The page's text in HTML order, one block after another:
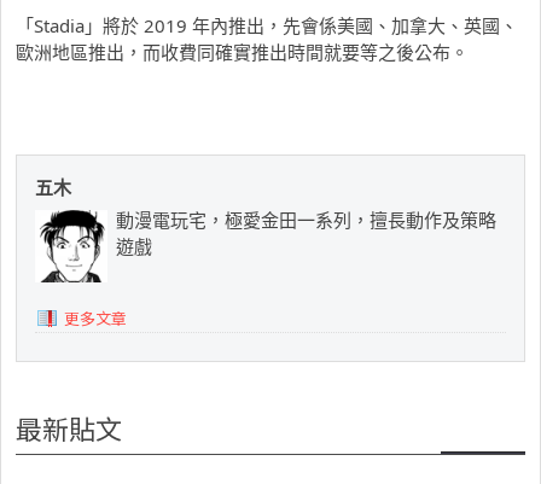
「Stadia」將於 2019 年內推出，先會係美國、加拿大、英國、
歐洲地區推出，而收費同確實推出時間就要等之後公布。
五木
動漫電玩宅，極愛金田一系列，擅長動作及策略
遊戲
更多文章
最新貼文